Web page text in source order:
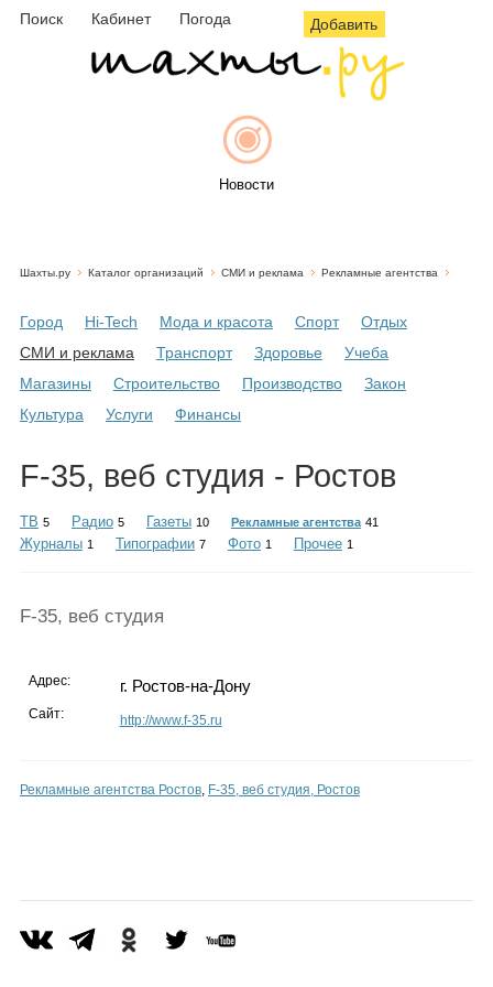
Поиск Кабинет Погода Добавить
Новости
Объявления
Шахты.ру Каталог организаций СМИ и реклама Рекламные агентства
Город Hi-Tech Мода и красота Спорт
Отдых
СМИ и реклама
Транспорт Здоровье
Учеба
Магазины
Строительство Производство
Закон
Культура
Услуги Финансы
F-35, веб студия - Ростов
ТВ 5 Радио 5 Газеты 10 Рекламные агентства 41
Журналы 1 Типографии 7 Фото 1 Прочее 1
F-35, веб студия
Адрес: г. Ростов-на-Дону
Сайт: http://www.f-35.ru
Рекламные агентства Ростов, F-35, веб студия, Ростов